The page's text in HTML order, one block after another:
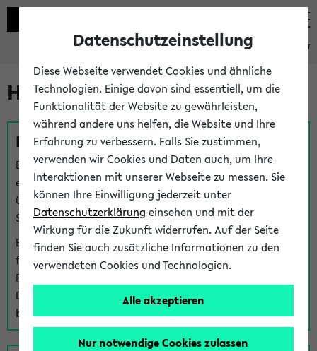
eKVV
Hilfe & Kontakt
Fragen zu einzelnen Veranstaltungen
Bei inhaltlichen und organisatorischen Fragen zu
einzelnen Veranstaltungen finden Sie Ansprechpersonen
über denFragen-Link bei jeder Veranstaltung. Der BIS
Support kann hier meist keine direkte Hilfe leisten.
Bei Veranstaltungen mit eKVV Teilnahmemanagement
finden Sie eine Auskunft über die Personen, die Ihre
Platzzuteilung im eKVV eingetragen haben, auf der
Detailseite zum Teilnahmemanagement der
betreffenden Veranstaltung.
Datenschutzeinstellung
Diese Webseite verwendet Cookies und ähnliche
Technologien. Einige davon sind essentiell, um die
Funktionalität der Website zu gewährleisten,
während andere uns helfen, die Website und Ihre
Erfahrung zu verbessern. Falls Sie zustimmen,
verwenden wir Cookies und Daten auch, um Ihre
Interaktionen mit unserer Webseite zu messen. Sie
können Ihre Einwilligung jederzeit unter
Datenschutzerklärung einsehen und mit der
Wirkung für die Zukunft widerrufen. Auf der Seite
finden Sie auch zusätzliche Informationen zu den
verwendeten Cookies und Technologien.
Alle akzeptieren
Nur notwendige Cookies zulassen